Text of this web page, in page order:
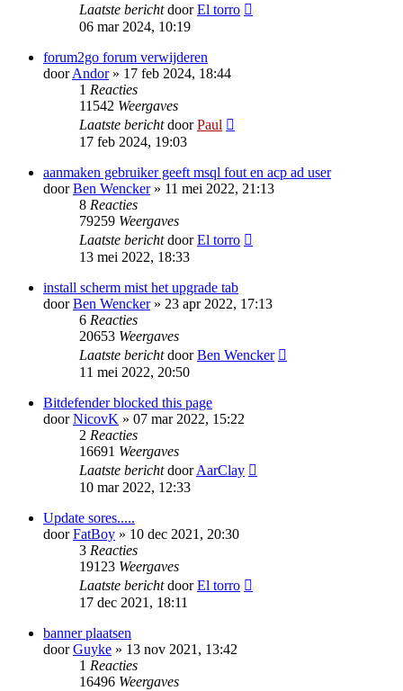
Laatste berichtdoorEl torro
06 mar 2024, 10:19
forum2go forum verwijderen
doorAndor» 17 feb 2024, 18:44
1 Reacties
11542 Weergaves
Laatste berichtdoorPaul
17 feb 2024, 19:03
aanmaken gebruiker geeft msql fout en acp ad user
doorBen Wencker» 11 mei 2022, 21:13
8 Reacties
79259 Weergaves
Laatste berichtdoorEl torro
13 mei 2022, 18:33
install scherm mist het upgrade tab
doorBen Wencker» 23 apr 2022, 17:13
6 Reacties
20653 Weergaves
Laatste berichtdoorBen Wencker
11 mei 2022, 20:50
Bitdefender blocked this page
doorNicovK » 07 mar 2022, 15:22
2 Reacties
16691 Weergaves
Laatste berichtdoorAarClay
10 mar 2022, 12:33
Update sores.....
doorFatBoy » 10 dec 2021, 20:30
3 Reacties
19123 Weergaves
Laatste berichtdoorEl torro
17 dec 2021, 18:11
banner plaatsen
doorGuyke » 13 nov 2021, 13:42
1 Reacties
16496 Weergaves